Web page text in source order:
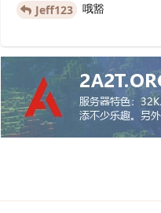
Jeff123 哦豁